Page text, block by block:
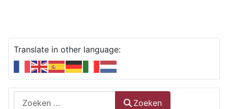
Translate in other language:
Zoeken
Zoeken